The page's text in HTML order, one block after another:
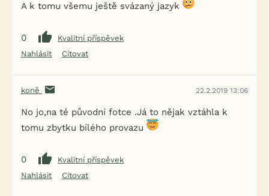
A k tomu všemu ještě svázaný jazyk
0
Kvalitní příspěvek
Nahlásit
Citovat
koně 22.2.2019 13:06
No jo,na té původní fotce .Já to nějak vztáhla k
tomu zbytku bílého provazu
0
Kvalitní příspěvek
Nahlásit
Citovat